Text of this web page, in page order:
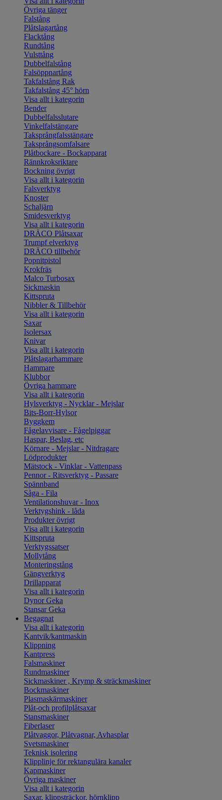
Övriga tänger
Falstång
Plåtslagartång
Flacktång
Rundtång
Vulsttång
Dubbelfalstång
Falsöppnartång
Takfalstång Rak
Takfalstång 45° hörn
Visa allt i kategorin
Bender
Dubbelfalsslutare
Vinkelfalstängare
Taksprångfalsstängare
Taksprångsomfalsare
Plåtbockare - Bockapparat
Rännkroksriktare
Bockning övrigt
Visa allt i kategorin
Falsverktyg
Knoster
Schaljärn
Smidesverktyg
Visa allt i kategorin
DRÄCO Plåtsaxar
Trumpf elverktyg
DRÄCO tillbehör
Popnitpistol
Krokfräs
Malco Turbosax
Sickmaskin
Kittspruta
Nibbler & Tillbehör
Visa allt i kategorin
Saxar
Isolersax
Knivar
Visa allt i kategorin
Plåtslagarhammare
Hammare
Klubbor
Övriga hammare
Visa allt i kategorin
Hylsverktyg - Nycklar - Mejslar
Bits-Borr-Hylsor
Byggkem
Fågelavvisare - Fågelpiggar
Haspar, Beslag, etc
Körnare - Mejslar - Nitdragare
Lödprodukter
Mätstock - Vinklar - Vattenpass
Pennor - Ritsverktyg - Passare
Spännband
Såga - Fila
Ventilationshuvar - Inox
Verktygshink - låda
Produkter övrigt
Visa allt i kategorin
Kittspruta
Verktygssatser
Mollytång
Monteringstång
Gängverktyg
Drillapparat
Visa allt i kategorin
Dynor Geka
Stansar Geka
Begagnat
Visa allt i kategorin
Kantvik/kantmaskin
Klippning
Kantpress
Falsmaskiner
Rundmaskiner
Sickmaskiner , Krymp & sträckmaskiner
Bockmaskiner
Plasmaskärmaskiner
Plåt-och profilplåtsaxar
Stansmaskiner
Fiberlaser
Plåtvaggor, Plåtvagnar, Avhasplar
Svetsmaskiner
Teknisk isolering
Klipplinje för rektangulära kanaler
Kapmaskiner
Övriga maskiner
Visa allt i kategorin
Saxar, klippsträckor, hörnklipp